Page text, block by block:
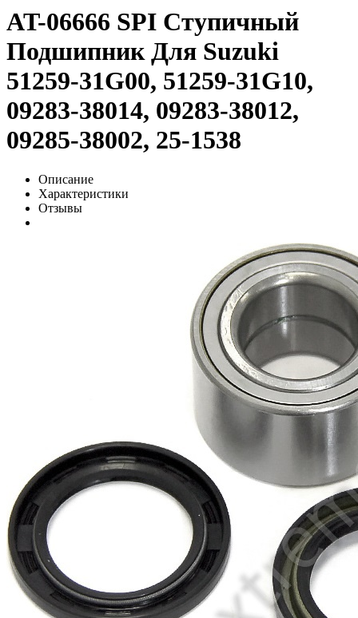
AT-06666 SPI Ступичный
Подшипник Для Suzuki
51259-31G00, 51259-31G10,
09283-38014, 09283-38012,
09285-38002, 25-1538
Описание
Характеристики
Отзывы